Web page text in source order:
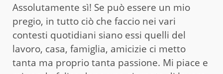
Assolutamente sì! Se può essere un mio
pregio, in tutto ciò che faccio nei vari
contesti quotidiani siano essi quelli del
lavoro, casa, famiglia, amicizie ci metto
tanta ma proprio tanta passione. Mi piace e